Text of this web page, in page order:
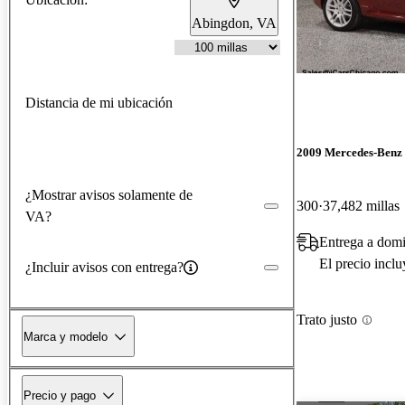
Abingdon, VA
Distancia de mi ubicación
¿Mostrar avisos solamente de
VA?
¿Incluir avisos con entrega?
Marca y modelo
Precio y pago
2009 Mercedes-
300 37,482 millas
Entrega a
El precio
Trato justo